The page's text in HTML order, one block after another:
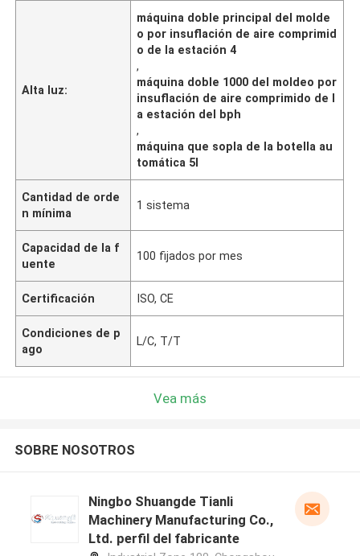
Alta luz:
máquina doble principal del molde
o por insuflación de aire comprimid
o de la estación 4
,
máquina doble 1000 del moldeo por
insuflación de aire comprimido de l
a estación del bph
,
máquina que sopla de la botella au
tomática 5l
Cantidad de orde
n mínima
1 sistema
Capacidad de la f
uente
100 fijados por mes
Certificación ISO, CE
Condiciones de p
ago
L/C, T/T
Vea más
SOBRE NOSOTROS
Ningbo Shuangde Tianli
Machinery Manufacturing Co.,
Ltd. perfil del fabricante